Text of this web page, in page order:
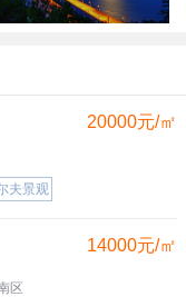
20000元/㎡
夫景观
14000元/㎡
区